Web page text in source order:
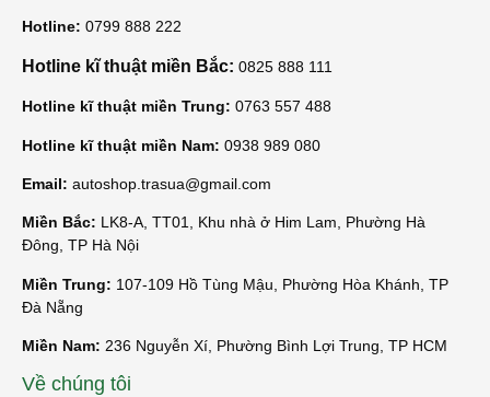
Hotline: 0799 888 222
Hotline kĩ thuật miền Bắc: 0825 888 111
Hotline kĩ thuật miền Trung: 0763 557 488
Hotline kĩ thuật miền Nam: 0938 989 080
Email: autoshop.trasua@gmail.com
Miền Bắc: LK8-A, TT01, Khu nhà ở Him Lam, Phường Hà
Đông, TP Hà Nội
Miền Trung: 107-109 Hồ Tùng Mậu, Phường Hòa Khánh, TP
Đà Nẵng
Miền Nam: 236 Nguyễn Xí, Phường Bình Lợi Trung, TP HCM
Về chúng tôi